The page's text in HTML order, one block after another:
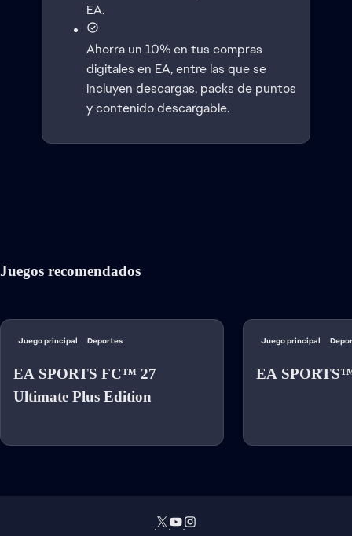
EA.
Ahorra un 10% en tus compras
digitales en EA, entre las que se
incluyen descargas, packs de puntos
y contenido descargable.
Juegos recomendados
Juego principal Deportes
EA SPORTS FC™ 27
Ultimate Plus Edition
Juego principal
EA